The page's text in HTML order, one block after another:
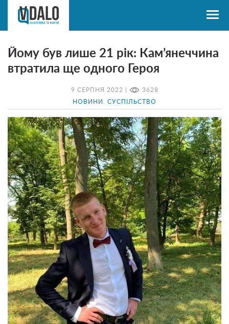
9 СЕРПНЯ 2022 | 3628
НОВИНИ СУСПІЛЬСТВО
Йому був лише 21 рік: Кам’янеччина
втратила ще одного Героя